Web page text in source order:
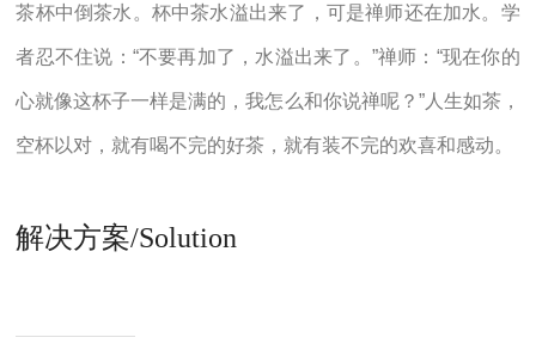
茶杯中倒茶水。杯中茶水溢出来了，可是禅师还在加水。学
者忍不住说：“不要再加了，水溢出来了。”禅师：“现在你的
心就像这杯子一样是满的，我怎么和你说禅呢？”人生如茶，
空杯以对，就有喝不完的好茶，就有装不完的欢喜和感动。
解决方案/Solution